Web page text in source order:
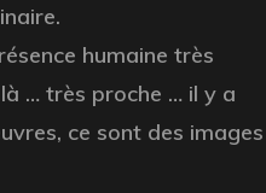
humaine très
… très proche … il y a
ce sont des images